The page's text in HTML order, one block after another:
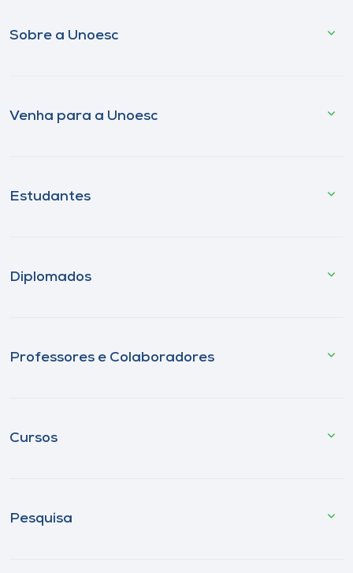
Sobre a Unoesc
Venha para a Unoesc
Estudantes
Diplomados
Professores e Colaboradores
Cursos
Pesquisa